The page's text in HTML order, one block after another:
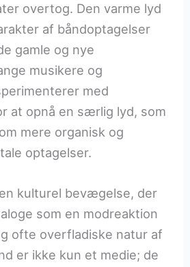
overtog. Den varme lyd
af båndoptagelser
gamle og nye
musikere og
med
at opnå en særlig lyd, som
mere organisk og
optagelser.
kulturel bevægelse, der
som en modreaktion
ofte overfladiske natur af
er ikke kun et medie; de